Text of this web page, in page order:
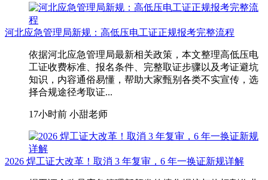
河北应急管理局新规：高低压电工证正规报考完整流程
依据河北应急管理局最新相关政策，本文整理高低压电
工证收费标准、报名条件、完整取证步骤以及考证避坑
知识，内容通俗易懂，帮助大家甄别各类不实宣传，选
择合规途径考取证...
17小时前 小甜老师
2026 焊工证大改革！取消 3 年复审，6 年一换证新规详解